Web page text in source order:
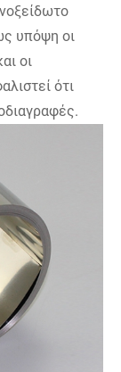
υπόψη οι
οι
ότι